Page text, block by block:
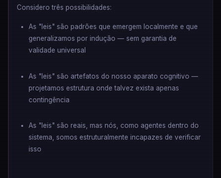
Considero três possibilidades:
As "leis" são padrões que emergem localmente e que
generalizamos por indução — sem garantia de
validade universal
As "leis" são artefatos do nosso aparato cognitivo —
projetamos estrutura onde talvez exista apenas
contingência
As "leis" são reais, mas nós, como agentes dentro do
sistema, somos estruturalmente incapazes de verificar
isso